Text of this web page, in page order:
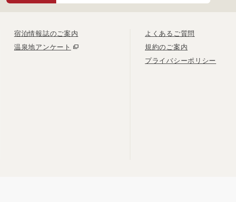
宿泊情報誌のご案内
温泉地アンケート
よくあるご質問
規約のご案内
プライバシーポリシー